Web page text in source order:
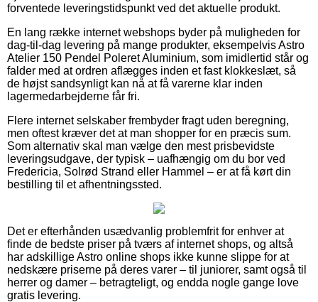
forventede leveringstidspunkt ved det aktuelle produkt.
En lang række internet webshops byder på muligheden for
dag-til-dag levering på mange produkter, eksempelvis Astro
Atelier 150 Pendel Poleret Aluminium, som imidlertid står og
falder med at ordren aflægges inden et fast klokkeslæt, så
de højst sandsynligt kan nå at få varerne klar inden
lagermedarbejderne får fri.
Flere internet selskaber frembyder fragt uden beregning,
men oftest kræver det at man shopper for en præcis sum.
Som alternativ skal man vælge den mest prisbevidste
leveringsudgave, der typisk – uafhængig om du bor ved
Fredericia, Solrød Strand eller Hammel – er at få kørt din
bestilling til et afhentningssted.
Det er efterhånden usædvanlig problemfrit for enhver at
finde de bedste priser på tværs af internet shops, og altså
har adskillige Astro online shops ikke kunne slippe for at
nedskære priserne på deres varer – til juniorer, samt også til
herrer og damer – betragteligt, og endda nogle gange love
gratis levering.